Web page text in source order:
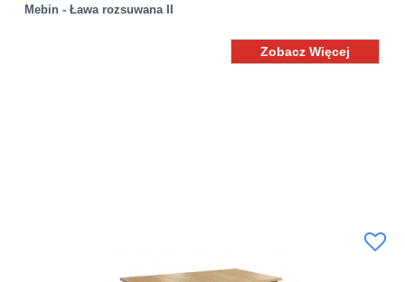
Mebin - Ława rozsuwana II
Zobacz Więcej